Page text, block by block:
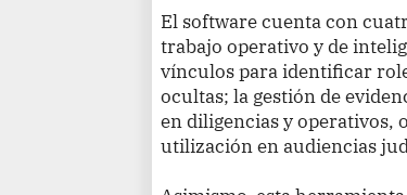
El software cuenta con
trabajo operativo y de
vínculos para identificar
ocultas; la gestión de
en diligencias y operativos,
utilización en audiencias